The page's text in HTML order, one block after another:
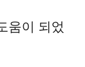
움이 되었